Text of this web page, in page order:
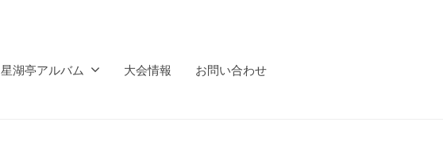
星湖亭アルバム 大会情報 お問い合わせ